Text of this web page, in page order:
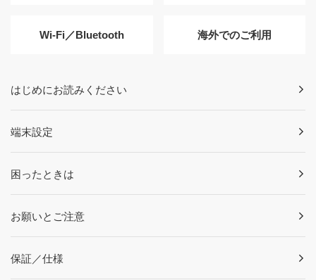
Wi-Fi／Bluetooth 海外でのご利用
はじめにお読みください
端末設定
困ったときは
お願いとご注意
保証／仕様